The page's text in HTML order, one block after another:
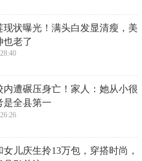
现状曝光！满头白发显清瘦，美
也老了
内遭碾压身亡！家人：她从小很
是全县第一
女儿庆生拎13万包，穿搭时尚，